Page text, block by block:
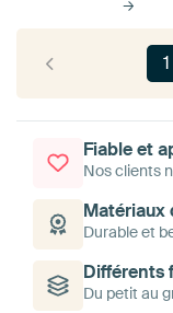
1
Fiable et
Nos clients
Matériaux
Durable et
Différents
Du petit au